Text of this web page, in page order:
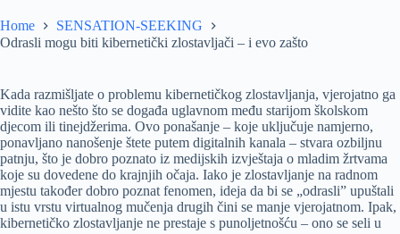
Home
SENSATION-SEEKING
Odrasli mogu biti kibernetički zlostavljači – i evo zašto
Kada razmišljate o problemu kibernetičkog zlostavljanja, vjerojatno ga
vidite kao nešto što se događa uglavnom među starijom školskom
djecom ili tinejdžerima. Ovo ponašanje – koje uključuje namjerno,
ponavljano nanošenje štete putem digitalnih kanala – stvara ozbiljnu
patnju, što je dobro poznato iz medijskih izvještaja o mladim žrtvama
koje su dovedene do krajnjih očaja. Iako je zlostavljanje na radnom
mjestu također dobro poznat fenomen, ideja da bi se „odrasli” upuštali
u istu vrstu virtualnog mučenja drugih čini se manje vjerojatnom. Ipak,
kibernetičko zlostavljanje ne prestaje s punoljetnošću – ono se seli u